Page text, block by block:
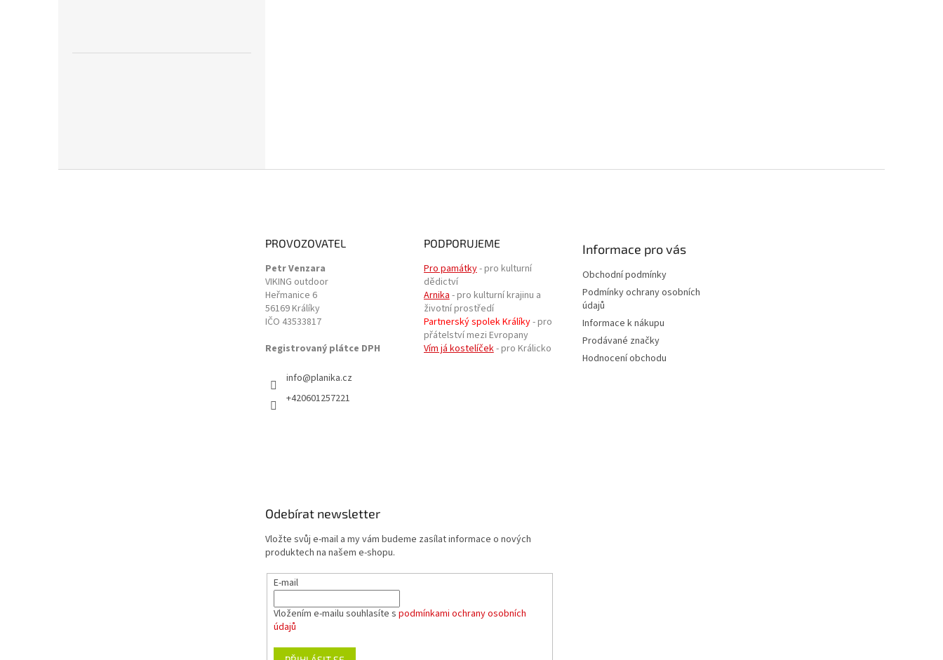
PROVOZOVATEL
Petr Venzara
VIKING outdoor
Heřmanice 6
56169 Králíky
IČO 43533817
Registrovaný plátce DPH
info@planika.cz
+420601257221
PODPORUJEME
Pro památky- pro kulturní
dědictví
Arnika - pro kulturní krajinu a
životní prostředí
Partnerský spolek Králíky- pro
přátelství mezi Evropany
Vím já kostelíček- pro Králicko
Informace pro vás
Obchodní podmínky
Podmínky ochrany osobních
údajů
Informace k nákupu
Prodávané značky
Hodnocení obchodu
Odebírat newsletter
Vložte svůj e-mail a my vám budeme zasílat informace o nových
produktech na našem e-shopu.
E-mail
Vložením e-mailu souhlasíte s podmínkami ochrany osobních
údajů